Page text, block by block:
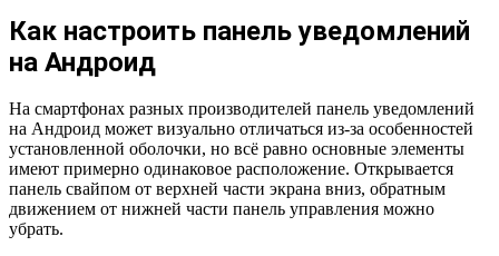
Как настроить панель уведомлений
на Андроид
На смартфонах разных производителей панель уведомлений
на Андроид может визуально отличаться из-за особенностей
установленной оболочки, но всё равно основные элементы
имеют примерно одинаковое расположение. Открывается
панель свайпом от верхней части экрана вниз, обратным
движением от нижней части панель управления можно
убрать.